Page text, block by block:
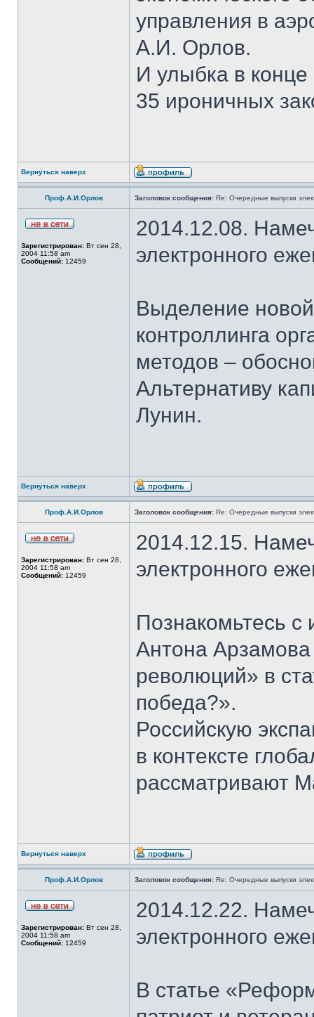
управления в
А.И. Орлов.
И улыбка в
35 ироничных
Вернуться наверх
Проф.А.И.Орлов Заголовок сообщения: Re: Очередные выпуски
Зарегистрирован: Вт сен 28,
2004 11:58 am
Сообщений: 12459
2014.12.08.
электронного
Выделение
контроллинга
методов –
Альтернативу
Лунин.
Вернуться наверх
Проф.А.И.Орлов Заголовок сообщения: Re: Очередные выпуски
Зарегистрирован: Вт сен 28,
2004 11:58 am
Сообщений: 12459
2014.12.15.
электронного
Познакомьтесь
Антона
революций» в
победа?».
Российскую
в контексте
рассматривают
Вернуться наверх
Проф.А.И.Орлов Заголовок сообщения: Re: Очередные выпуски
Зарегистрирован: Вт сен 28,
2004 11:58 am
Сообщений: 12459
2014.12.22.
электронного
В статье